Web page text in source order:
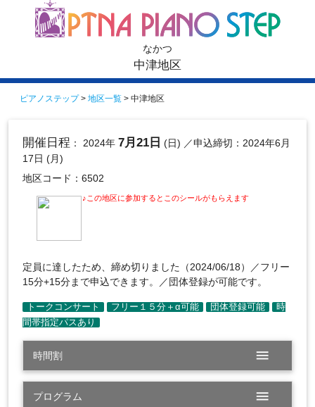
なかつ
中津地区
ピアノステップ> 地区一覧 > 中津地区
開催日程 ： 2024年 7月21日 (日) ／申込締切：2024年6月
17日 (月)
地区コード：6502
♪この地区に参加するとこのシールがもらえます
定員に達したため、締め切りました（2024/06/18）／フリー
15分+15分まで申込できます。／団体登録が可能です。
時間割 menu
プログラム menu